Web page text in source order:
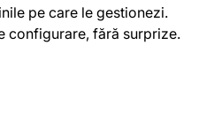
pe care le gestionezi.
configurare, fără surprize.